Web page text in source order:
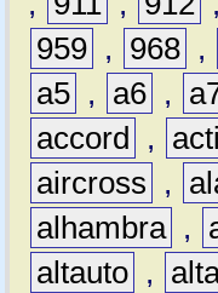
959 , 968 ,
a5 , a6 ,
accord
,
aircross
,
alhambra ,
altauto ,